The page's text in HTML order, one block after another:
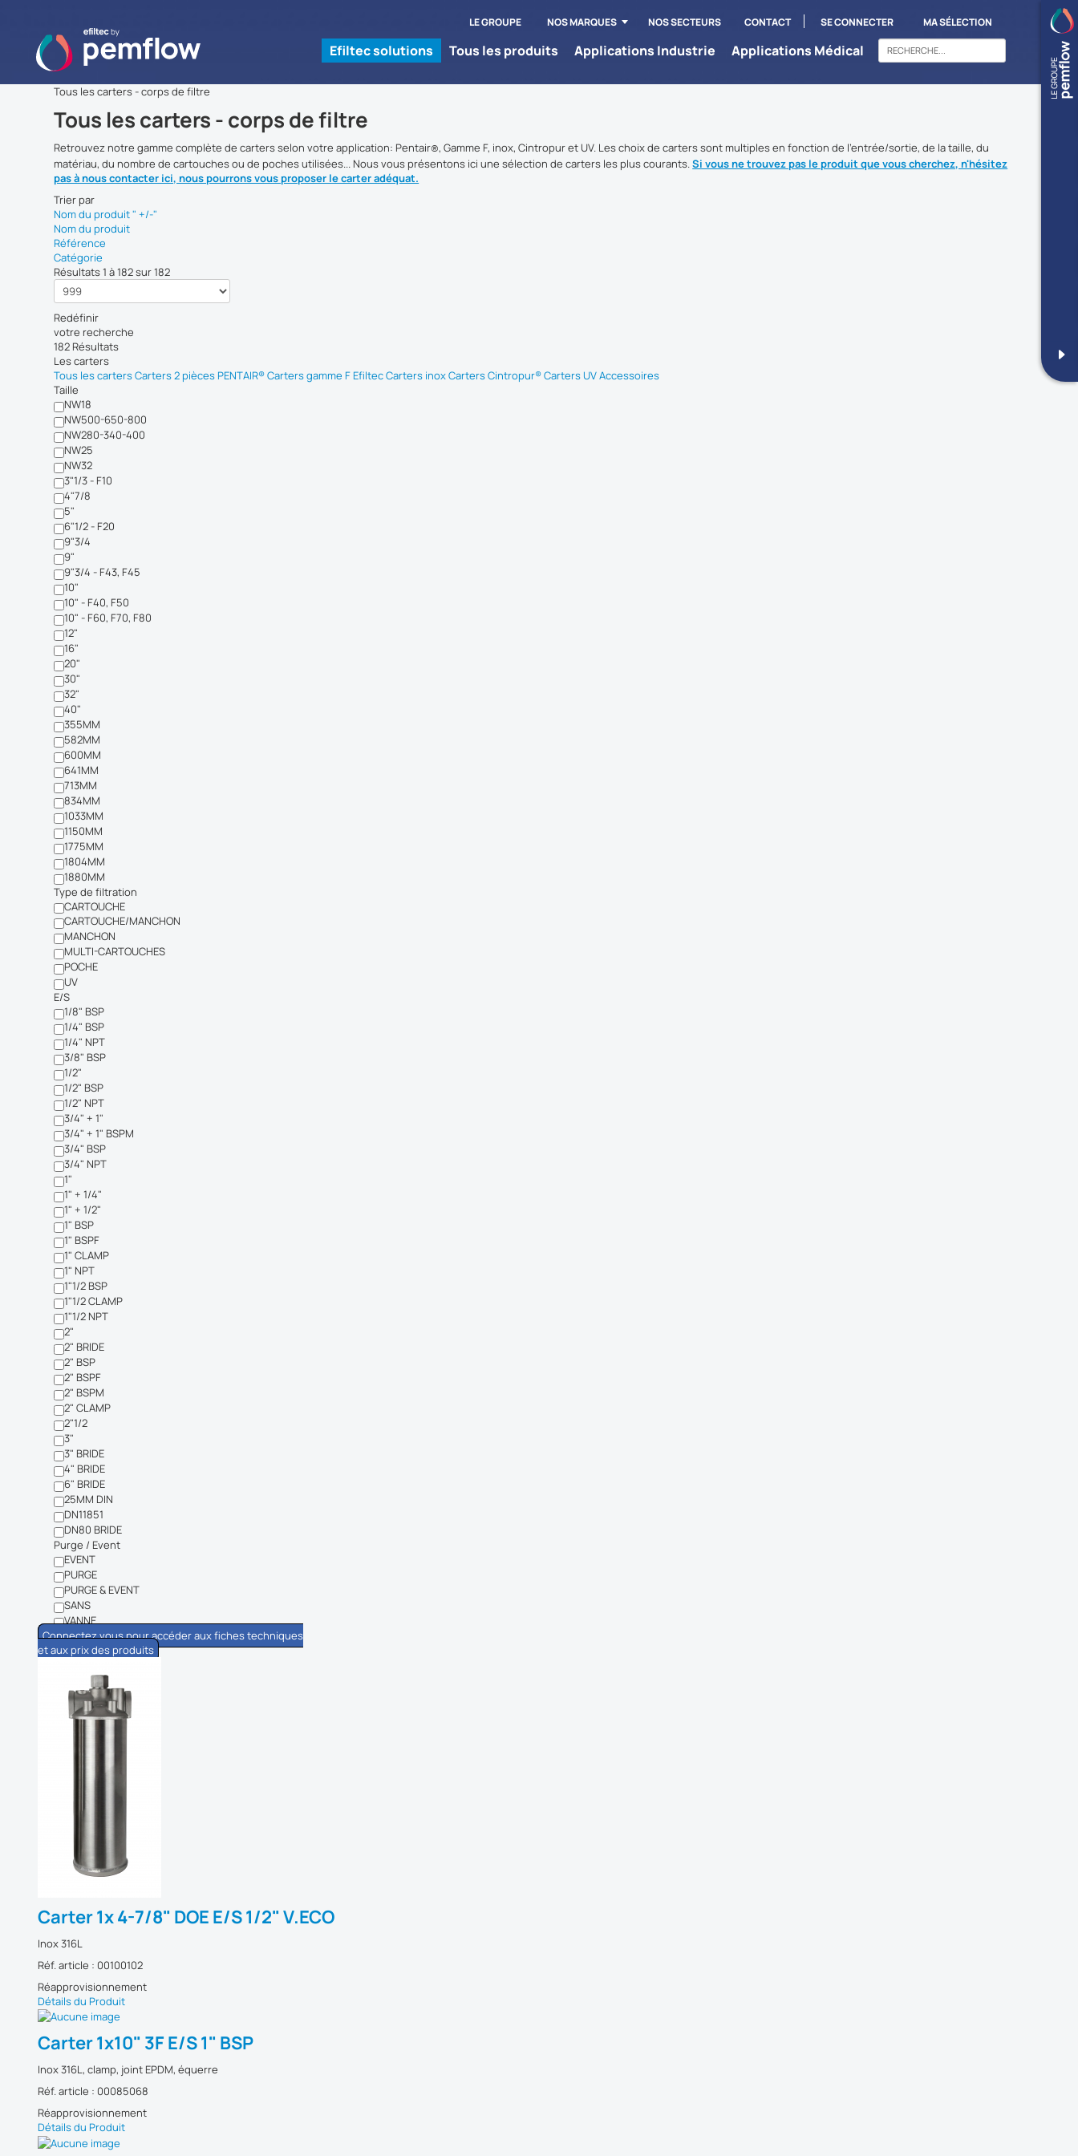
LE GROUPE NOS MARQUES NOS SECTEURS CONTACT SE CONNECTER MA SÉLECTION
Efiltec solutions Tous les produits Applications Industrie Applications Médical
Tous les carters - corps de filtre
Tous les carters - corps de filtre
Retrouvez notre gamme complète de carters selon votre application: Pentair®, Gamme F, inox, Cintropur et UV. Les choix de carters sont multiples en fonction de l'entrée/sortie, de la taille, du
matériau, du nombre de cartouches ou de poches utilisées... Nous vous présentons ici une sélection de carters les plus courants.Si vous ne trouvez pas le produit que vous cherchez, n'hésitez
pas à nous contacter ici, nous pourrons vous proposer le carter adéquat.
Trier par
Nom du produit " +/-"
Nom du produit
Référence
Catégorie
Résultats 1 à 182 sur 182
Redéfinir
votre recherche
182 Résultats
Les carters
Tous les cartersCarters 2 pièces PENTAIR®Carters gamme F EfiltecCarters inoxCarters Cintropur®Carters UVAccessoires
Taille
NW18
NW500-650-800
NW280-340-400
NW25
NW32
3"1/3 - F10
4"7/8
5"
6"1/2 - F20
9"3/4
9"
9"3/4 - F43, F45
10"
10" - F40, F50
10" - F60, F70, F80
12"
16"
20"
30"
32"
40"
355MM
582MM
600MM
641MM
713MM
834MM
1033MM
1150MM
1775MM
1804MM
1880MM
Type de filtration
CARTOUCHE
CARTOUCHE/MANCHON
MANCHON
MULTI-CARTOUCHES
POCHE
UV
E/S
1/8" BSP
1/4" BSP
1/4" NPT
3/8" BSP
1/2"
1/2" BSP
1/2" NPT
3/4" + 1"
3/4" + 1" BSPM
3/4" BSP
3/4" NPT
1"
1" + 1/4"
1" + 1/2"
1" BSP
1" BSPF
1" CLAMP
1" NPT
1"1/2 BSP
1"1/2 CLAMP
1"1/2 NPT
2"
2" BRIDE
2" BSP
2" BSPF
2" BSPM
2" CLAMP
2"1/2
3"
3" BRIDE
4" BRIDE
6" BRIDE
25MM DIN
DN11851
DN80 BRIDE
Purge / Event
EVENT
PURGE
PURGE & EVENT
SANS
VANNE
Connectez vous pour accéder aux fiches techniques
et aux prix des produits
Carter 1x 4-7/8" DOE E/S 1/2" V.ECO
Inox 316L
Réf. article : 00100102
Réapprovisionnement
Détails du Produit
Carter 1x10" 3F E/S 1" BSP
Inox 316L, clamp, joint EPDM, équerre
Réf. article : 00085068
Réapprovisionnement
Détails du Produit